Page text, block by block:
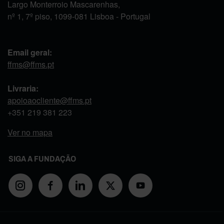
Largo Monterroio Mascarenhas,
nº 1, 7º piso, 1099-081 Lisboa - Portugal
Email geral:
ffms@ffms.pt
Livraria:
apoioaocliente@ffms.pt
+351 219 381 223
Ver no mapa
SIGA A FUNDAÇÃO